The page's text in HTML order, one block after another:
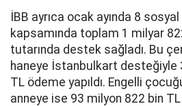
İBB ayrıca ocak ayında 8
kapsamında toplam 1 milyar
tutarında destek sağladı. Bu
haneye İstanbulkart desteğiyle
TL ödeme yapıldı. Engelli
anneye ise 93 milyon 822 bin